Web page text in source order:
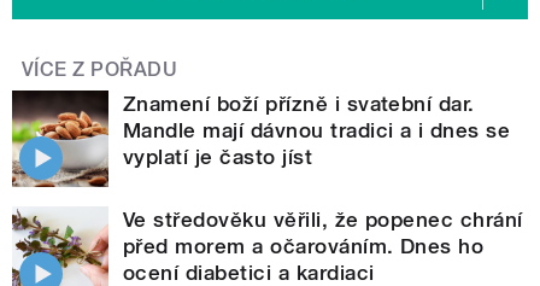
VÍCE Z POŘADU
Znamení boží přízně i svatební dar.
Mandle mají dávnou tradici a i dnes se
vyplatí je často jíst
Ve středověku věřili, že popenec chrání
před morem a očarováním. Dnes ho
ocení diabetici a kardiaci